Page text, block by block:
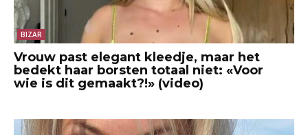
BIZAR
Vrouw past elegant kleedje, maar het
bedekt haar borsten totaal niet: «Voor
wie is dit gemaakt?!» (video)